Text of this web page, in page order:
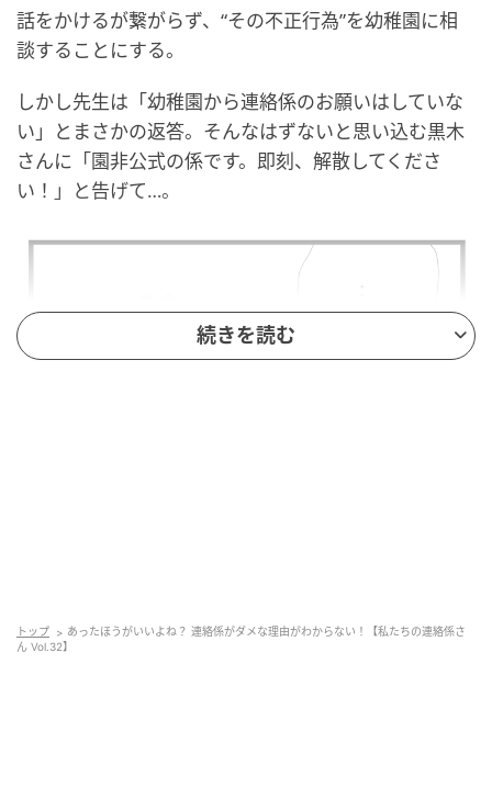
話をかけるが繋がらず、“その不正行為”を幼稚園に相
談することにする。
しかし先生は「幼稚園から連絡係のお願いはしていな
い」とまさかの返答。そんなはずないと思い込む黒木
さんに「園非公式の係です。即刻、解散してくださ
い！」と告げて…。
続きを読む
トップ
あったほうがいいよね？ 連絡係がダメな理由がわからない！【私たちの連絡係さ
ん Vol.32】